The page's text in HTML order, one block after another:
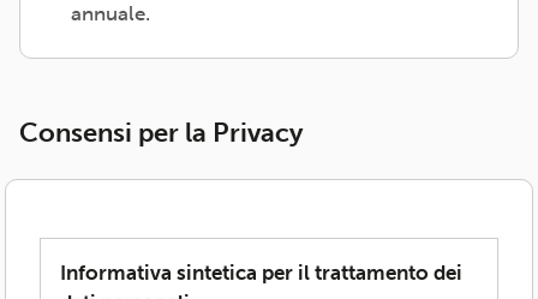
annuale.
Consensi per la Privacy
Informativa sintetica per il trattamento dei